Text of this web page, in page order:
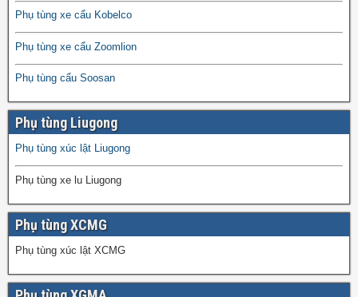
Phụ tùng xe cẩu Kobelco
Phụ tùng xe cẩu Zoomlion
Phụ tùng cẩu Soosan
Phụ tùng Liugong
Phụ tùng xúc lật Liugong
Phụ tùng xe lu Liugong
Phụ tùng XCMG
Phụ tùng xúc lật XCMG